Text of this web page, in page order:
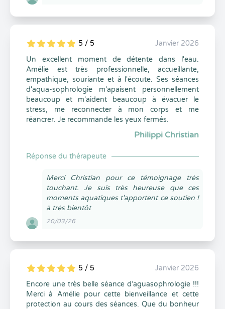
5
1
5
0 5 / 5
Janvier 2026
Un excellent moment de détente dans l'eau.
Amélie est très professionnelle, accueillante,
empathique, souriante et à l'écoute. Ses séances
d'aqua-sophrologie m'apaisent personnellement
beaucoup et m'aident beaucoup à évacuer le
stress, me reconnecter à mon corps et me
réancrer. Je recommande les yeux fermés.
Philippi Christian
Réponse du thérapeute
Merci Christian pour ce témoignage très
touchant. Je suis très heureuse que ces
moments aquatiques t'apportent ce soutien !
à très bientôt
20/03/26
5
1
5
0 5 / 5
Janvier 2026
Encore une très belle séance d’aguasophrologie !!!
Merci à Amélie pour cette bienveillance et cette
protection au cours des séances. Que du bonheur